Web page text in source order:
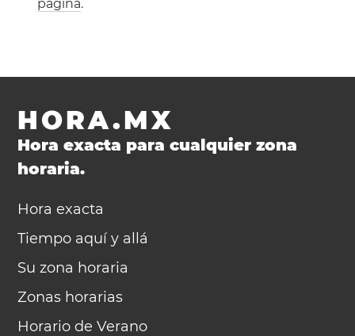
página.
HORA.MX
Hora exacta para cualquier zona
horaria.
Hora exacta
Tiempo aquí y allá
Su zona horaria
Zonas horarias
Horario de Verano